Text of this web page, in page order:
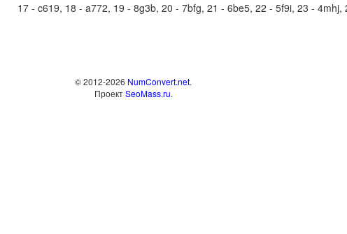
17 - c619, 18 - a772, 19 - 8g3b, 20 - 7bfg, 21 - 6be5, 22 - 5f9i, 23 -
© 2012-2026 NumConvert.net.
ПроектSeoMass.ru.